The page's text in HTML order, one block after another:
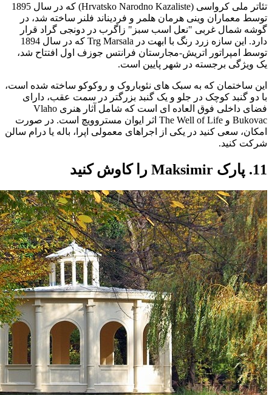
تئاتر ملی کرواسی (Hrvatsko Narodno Kazaliste) که در سال 1895
توسط معماران وینی هرمان هلمر و فردیناند فلنر ساخته شد، در
گوشه شمال غربی "نعل اسب سبز" زاگرب در دونجی گراد قرار
دارد. این سازه زرد رنگ با ابهت در Trg Marsala که در سال 1894
توسط امپراتور اتریش-مجارستان فرانتس جوزف اول افتتاح شد،
یک ویژگی برجسته در شهر پایین است.
این ساختمان که به سبک های نئوباروک و روکوکو ساخته شده است،
با دو گنبد کوچک در جلو و یک گنبد بزرگتر در سمت عقب، دارای
فضای داخلی فوق العاده ای است که شامل آثار هنری Vlaho
Bukovac و The Well of Life اثر ایوان مستروویچ است. در صورت
امکان، سعی کنید در یکی از اجراهای معمولی اپرا، باله یا درام سالن
شرکت کنید.
11. پارک Maksimir را کاوش کنید